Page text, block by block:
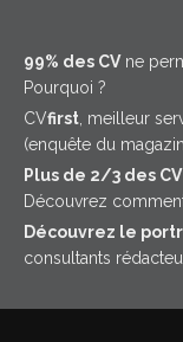
99% des CVne
Pourquoi ?
CVfirst , meilleur
(enquête du
Plus de 2/3 des CV
Découvrez
Découvrez le
consultants